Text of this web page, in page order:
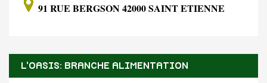
91 RUE BERGSON 42000 SAINT ETIENNE
L'OASIS: BRANCHE ALIMENTATION